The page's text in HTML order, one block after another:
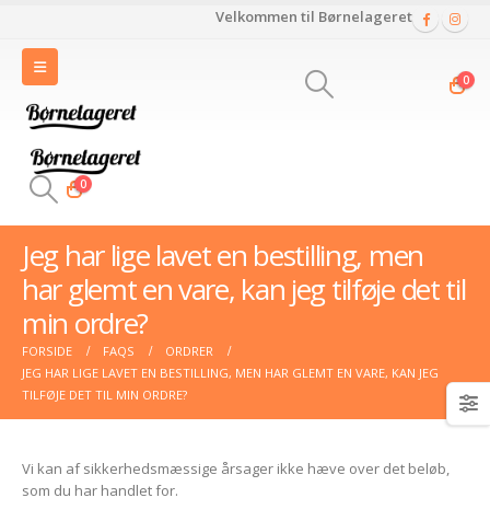
Velkommen til Børnelageret
0
0
Jeg har lige lavet en bestilling, men
har glemt en vare, kan jeg tilføje det til
min ordre?
FORSIDE FAQS
ORDRER
JEG HAR LIGE LAVET EN BESTILLING, MEN HAR GLEMT EN VARE, KAN JEG
TILFØJE DET TIL MIN ORDRE?
Vi kan af sikkerhedsmæssige årsager ikke hæve over det beløb,
som du har handlet for.